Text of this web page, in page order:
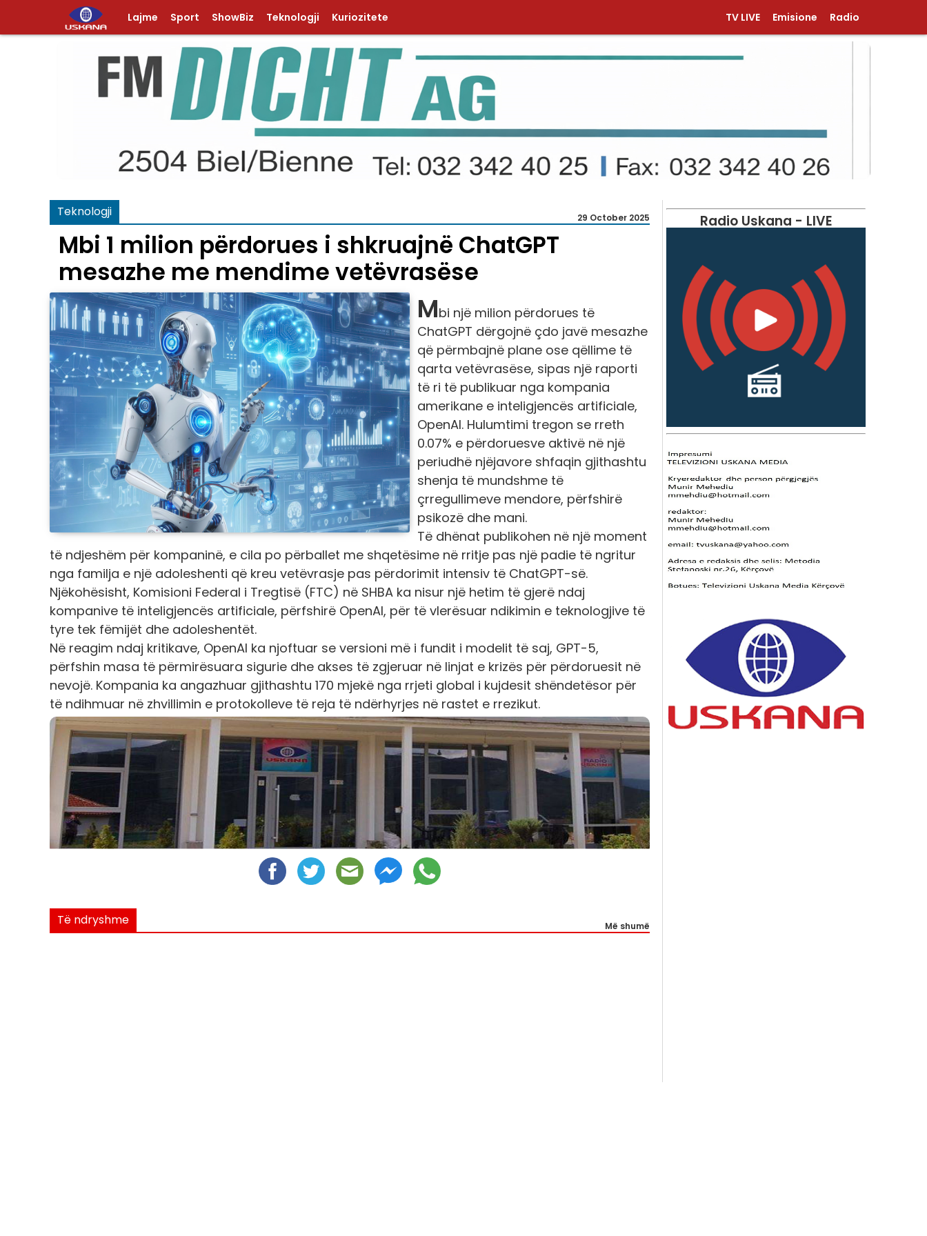
Lajme Sport ShowBiz Teknologji Kuriozitete TV LIVE Emisione Radio
Teknologji 29 October 2025
Mbi 1 milion përdorues i shkruajnë ChatGPT
mesazhe me mendime vetëvrasëse
Mbi një milion përdorues të
ChatGPT dërgojnë çdo javë mesazhe
që përmbajnë plane ose qëllime të
qarta vetëvrasëse, sipas një raporti
të ri të publikuar nga kompania
amerikane e inteligjencës artificiale,
OpenAI. Hulumtimi tregon se rreth
0.07% e përdoruesve aktivë në një
periudhë njëjavore shfaqin gjithashtu
shenja të mundshme të
çrregullimeve mendore, përfshirë
psikozë dhe mani.
Të dhënat publikohen në një moment
të ndjeshëm për kompaninë, e cila po përballet me shqetësime në rritje pas një padie të ngritur
nga familja e një adoleshenti që kreu vetëvrasje pas përdorimit intensiv të ChatGPT-së.
Njëkohësisht, Komisioni Federal i Tregtisë (FTC) në SHBA ka nisur një hetim të gjerë ndaj
kompanive të inteligjencës artificiale, përfshirë OpenAI, për të vlerësuar ndikimin e teknologjive të
tyre tek fëmijët dhe adoleshentët.
Në reagim ndaj kritikave, OpenAI ka njoftuar se versioni më i fundit i modelit të saj, GPT-5,
përfshin masa të përmirësuara sigurie dhe akses të zgjeruar në linjat e krizës për përdoruesit në
nevojë. Kompania ka angazhuar gjithashtu 170 mjekë nga rrjeti global i kujdesit shëndetësor për
të ndihmuar në zhvillimin e protokolleve të reja të ndërhyrjes në rastet e rrezikut.
Të ndryshme Më shumë
Radio Uskana - LIVE